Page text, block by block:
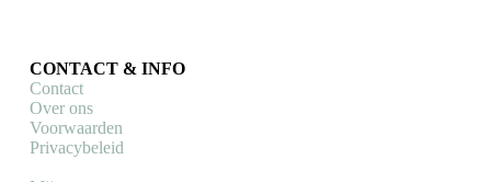
CONTACT & INFO
Contact
Over ons
Voorwaarden
Privacybeleid